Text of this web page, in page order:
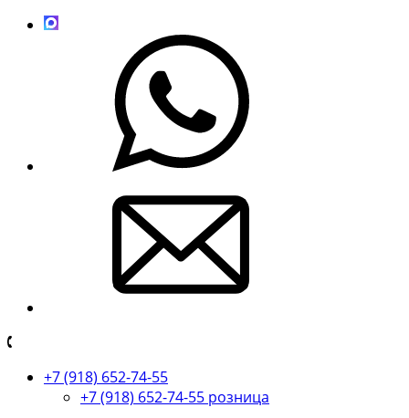
+7 (918) 652-74-55
+7 (918) 652-74-55 розница